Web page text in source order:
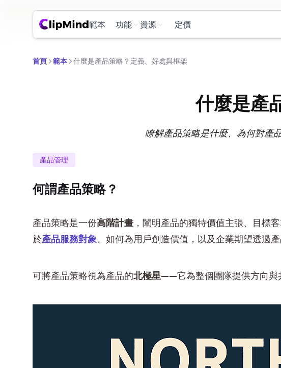
範本 功能 資源 定價
首頁 範本 什麼是產品策略？定義、好處與框架
什麼是產
瞭解產品策略是什麼、為何對產
產品管理
何謂產品策略？
產品策略是一份高階計畫 ，闡明產品的獨特價值主張、目標
於產品服務對象、如何為用戶創造價值，以及企業期望透過
可將產品策略視為產品的北極星——它為整個團隊提供方向與